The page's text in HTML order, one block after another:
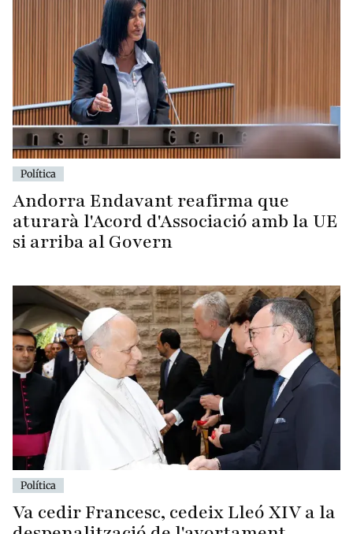
Política
Andorra Endavant reafirma que
aturarà l'Acord d'Associació amb la UE
si arriba al Govern
Política
Va cedir Francesc, cedeix Lleó XIV a la